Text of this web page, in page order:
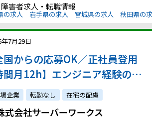
害者求人・転職情報
の求人 岩手県の求人 宮城県の求人 秋田県の
7月29日
国からの応募OK／正社員登用
間月12h】エンジニア経験のあ
！経験スキルに合ったポジシ
す
場企業 転勤なし 在宅の配慮
式会社サーバーワークス